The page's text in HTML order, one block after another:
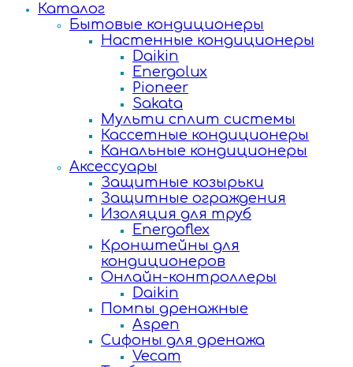
Каталог
Бытовые кондиционеры
Настенные кондиционеры
Daikin
Energolux
Pioneer
Sakata
Мульти сплит системы
Кассетные кондиционеры
Канальные кондиционеры
Аксессуары
Защитные козырьки
Защитные ограждения
Изоляция для труб
Energoflex
Кронштейны для
кондиционеров
Онлайн-контроллеры
Daikin
Помпы дренажные
Aspen
Сифоны для дренажа
Vecam